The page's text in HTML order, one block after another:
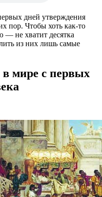
дней утверждения
пор. Чтобы хоть как-то
— не хватит десятка
из них лишь самые
в мире с первых